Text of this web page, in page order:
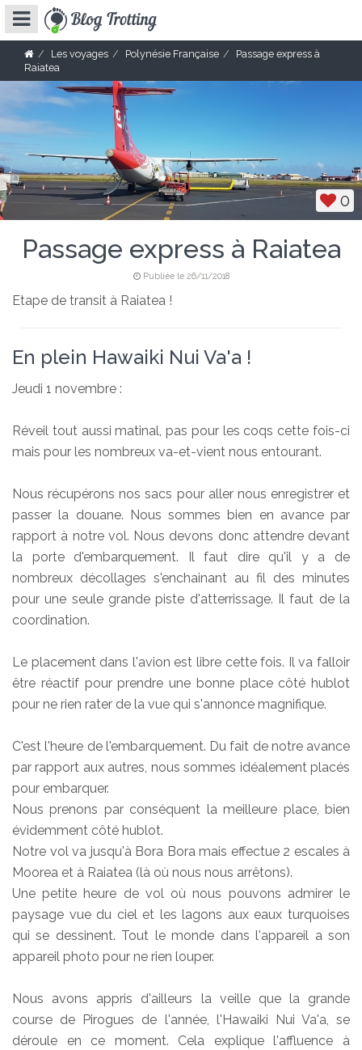
Les voyages Polynésie Française
Passage express à
Raiatea
0
Passage express à Raiatea
Publiée le 26/11/2018
Etape de transit à Raiatea !
En plein Hawaiki Nui Va'a !
Jeudi 1 novembre :
Réveil tout aussi matinal, pas pour les coqs cette fois-ci
mais pour les nombreux va-et-vient nous entourant.
Nous récupérons nos sacs pour aller nous enregistrer et
passer la douane. Nous sommes bien en avance par
rapport à notre vol. Nous devons donc attendre devant
la porte d'embarquement. Il faut dire qu'il y a de
nombreux décollages s'enchainant au fil des minutes
pour une seule grande piste d'atterrissage. Il faut de la
coordination.
Le placement dans l'avion est libre cette fois. Il va falloir
être réactif pour prendre une bonne place côté hublot
pour ne rien rater de la vue qui s'annonce magnifique.
C'est l'heure de l'embarquement. Du fait de notre avance
par rapport aux autres, nous sommes idéalement placés
pour embarquer.
Nous prenons par conséquent la meilleure place, bien
évidemment côté hublot.
Notre vol va jusqu'à Bora Bora mais effectue 2 escales à
Moorea et à Raiatea (là où nous nous arrêtons).
Une petite heure de vol où nous pouvons admirer le
paysage vue du ciel et les lagons aux eaux turquoises
qui se dessinent. Tout le monde dans l'appareil a son
appareil photo pour ne rien louper.
Nous avons appris d'ailleurs la veille que la grande
course de Pirogues de l'année, l'Hawaiki Nui Va'a, se
déroule en ce moment. Cela explique l'affluence à